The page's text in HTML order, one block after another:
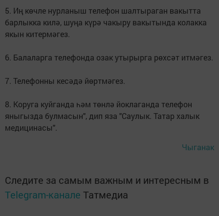
5. Иң көчле нурланыш телефон шалтыраган вакытта
барлыкка килә, шуңа күрә чакыру вакытында колакка
якын китермәгез.
6. Балаларга телефонда озак утырырга рөхсәт итмәгез.
7. Телефонны кесәдә йөртмәгез.
8. Коруга куйганда һәм төнлә йоклаганда телефон
яныгызда булмасын", дип яза "Саулык. Татар халык
медицинасы".
Чыганак
Следите за самым важным и интересным в
Telegram-канале Татмедиа